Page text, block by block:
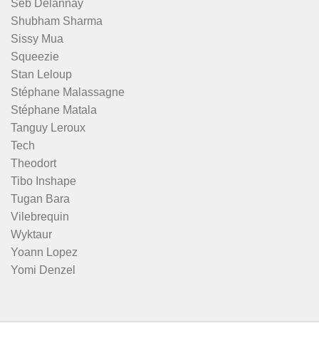
Seb Delannay
Shubham Sharma
Sissy Mua
Squeezie
Stan Leloup
Stéphane Malassagne
Stéphane Matala
Tanguy Leroux
Tech
Theodort
Tibo Inshape
Tugan Bara
Vilebrequin
Wyktaur
Yoann Lopez
Yomi Denzel